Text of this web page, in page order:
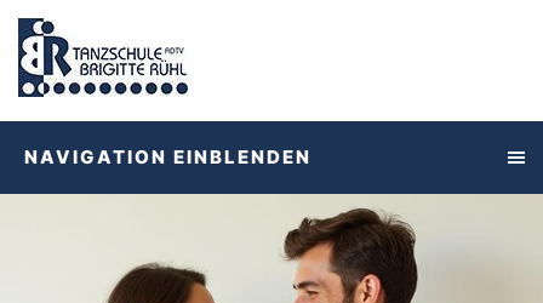
NAVIGATION EINBLENDEN